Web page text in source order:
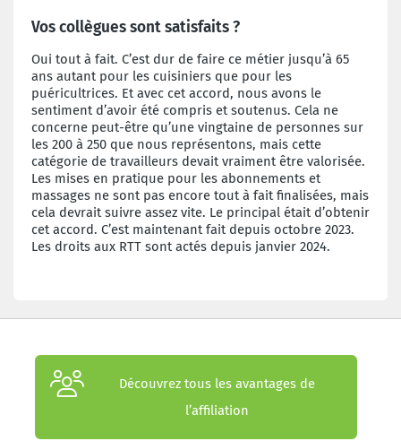
Vos collègues sont satisfaits ?
Oui tout à fait. C’est dur de faire ce métier jusqu’à 65
ans autant pour les cuisiniers que pour les
puéricultrices. Et avec cet accord, nous avons le
sentiment d’avoir été compris et soutenus. Cela ne
concerne peut-être qu’une vingtaine de personnes sur
les 200 à 250 que nous représentons, mais cette
catégorie de travailleurs devait vraiment être valorisée.
Les mises en pratique pour les abonnements et
massages ne sont pas encore tout à fait finalisées, mais
cela devrait suivre assez vite. Le principal était d’obtenir
cet accord. C’est maintenant fait depuis octobre 2023.
Les droits aux RTT sont actés depuis janvier 2024.
Découvrez tous les avantages de
l’affiliation